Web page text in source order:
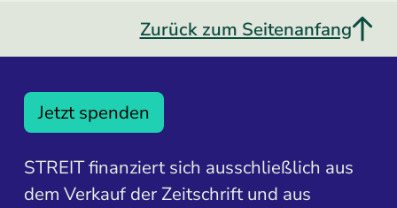
Zurück zum Seitenanfang
Jetzt spenden
STREIT finanziert sich ausschließlich aus
dem Verkauf der Zeitschrift und aus